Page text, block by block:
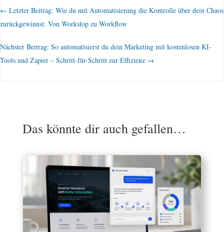
← Letzter Beitrag: Wie du mit Automatisierung die Kontrolle über dein Chaos
zurückgewinnst: Von Workslop zu Workflow
Nächster Beitrag: So automatisierst du dein Marketing mit kostenlosen KI-
Tools und Zapier – Schritt-für-Schritt zur Effizienz →
Das könnte dir auch gefallen…